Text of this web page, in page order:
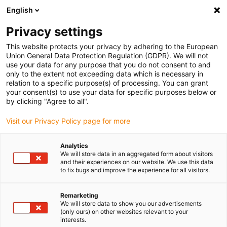
Vyberte místo pro doručení
Výběr stránky země/oblasti může ovlivnit různé faktory
Zobrazit všechna místa
Přejít na www.igus.com
Domovská stránka
Konfigurátory automatizace
Příslušenství Robolink - Náhradní Díly
robolink® Stavebnice
English
Privacy settings
This website protects your privacy by adhering to the European
Union General Data Protection Regulation (GDPR). We will not
use your data for any purpose that you do not consent to and
only to the extent not exceeding data which is necessary in
relation to a specific purpose(s) of processing. You can grant
your consent(s) to use your data for specific purposes below or
by clicking "Agree to all".
Visit our Privacy Policy page for more
Analytics
We will store data in an aggregated form about visitors
and their experiences on our website. We use this data
to fix bugs and improve the experience for all visitors.
Remarketing
We will store data to show you our advertisements
(only ours) on other websites relevant to your
interests.